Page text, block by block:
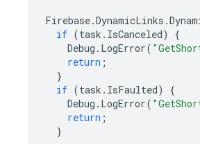
Firebase.DynamicLinks .
if (task . IsCanceled)
{
Debug . LogError(
return ;
}
if (task . IsFaulted)
{
Debug . LogError(
return ;
}